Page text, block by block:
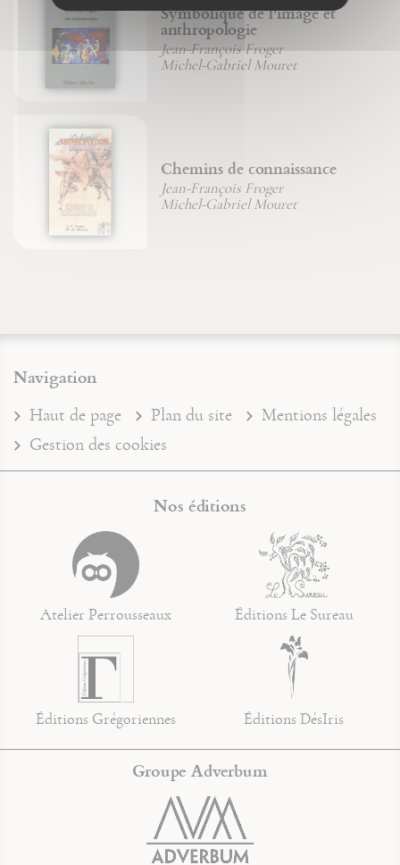
Symbolique de l'image et
anthropologie
Jean-François Froger
Michel-Gabriel Mouret
Chemins de connaissance
Jean-François Froger
Michel-Gabriel Mouret
Navigation
Haut de page Plan du site
Mentions légales
Gestion des cookies
Nos éditions
Atelier Perrousseaux Éditions Le Sureau
Éditions Grégoriennes Éditions DésIris
Groupe Adverbum